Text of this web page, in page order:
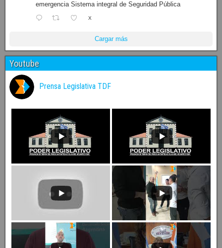
emergencia Sistema integral de Seguridad Pública
X
Cargar más
Youtube
Prensa Legislativa TDF